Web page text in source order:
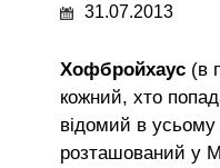
31.07.2013
Хофбройхаус (в
кожний, хто
відомий в
розташований у